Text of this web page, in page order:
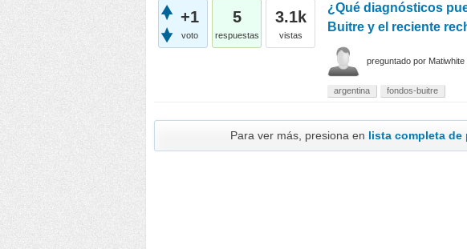
+1
voto
5
respuestas
3.1k
vistas
¿Qué diagnósticos
Buitre y el reciente
preguntado por Matiwhite
argentina fondos-buitre
Para ver más, presiona en lista completa de